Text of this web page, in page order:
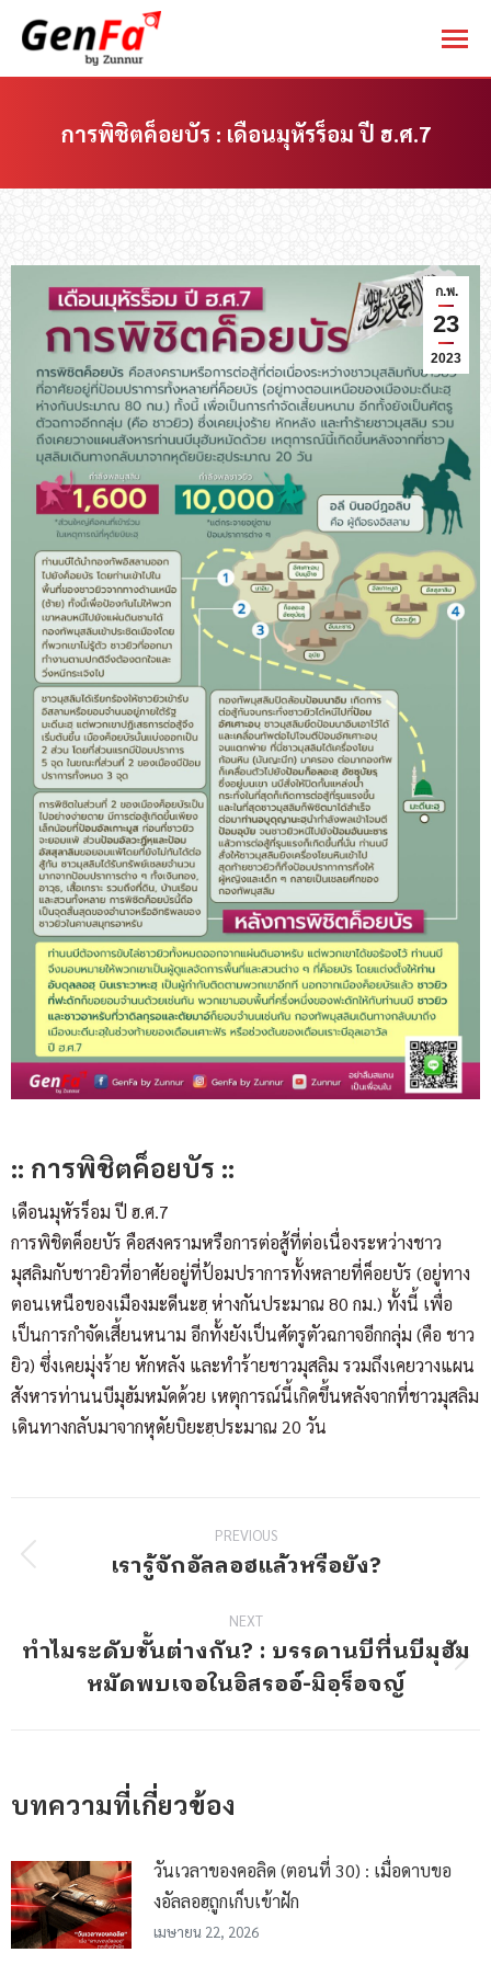
การพิชิตค็อยบัร : เดือนมุหัรร็อม ปี ฮ.ศ.7
ก.พ.
23
2023
:: การพิชิตค็อยบัร ::
เดือนมุหัรร็อม ปี ฮ.ศ.7
การพิชิตค็อยบัร คือสงครามหรือการต่อสู้ที่ต่อเนื่องระหว่างชาว
มุสลิมกับชาวยิวที่อาศัยอยู่ที่ป้อมปราการทั้งหลายที่ค็อยบัร (อยู่ทาง
ตอนเหนือของเมืองมะดีนะฮฺ ห่างกันประมาณ 80 กม.) ทั้งนี้ เพื่อ
เป็นการกำจัดเสี้ยนหนาม อีกทั้งยังเป็นศัตรูตัวฉกาจอีกกลุ่ม (คือ ชาว
ยิว) ซึ่งเคยมุ่งร้าย หักหลัง และทำร้ายชาวมุสลิม รวมถึงเคยวางแผน
สังหารท่านนบีมุฮัมหมัดด้วย เหตุการณ์นี้เกิดขึ้นหลังจากที่ชาวมุสลิม
เดินทางกลับมาจากหุดัยบิยะฮฺประมาณ 20 วัน
navigation
PREVIOUS
Previous
เรารู้จักอัลลอฮแล้วหรือยัง?
NEXT
Next
ทำไมระดับชั้นต่างกัน? : บรรดานบีที่นบีมุฮัม
หมัดพบเจอในอิสรออ์-มิอฺร็อจญ์
บทความที่เกี่ยวข้อง
วันเวลาของคอลิด (ตอนที่ 30) : เมื่อดาบขอ
งอัลลอฮฺถูกเก็บเข้าฝัก
เมษายน 22, 2026